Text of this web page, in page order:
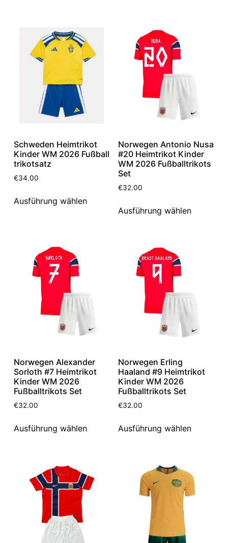
Schweden Heimtrikot
Kinder WM 2026 Fußball
trikotsatz
€34.00
Ausführung wählen
Norwegen Antonio Nusa
#20 Heimtrikot Kinder
WM 2026 Fußballtrikots
Set
€32.00
Ausführung wählen
Norwegen Alexander
Sorloth #7 Heimtrikot
Kinder WM 2026
Fußballtrikots Set
€32.00
Ausführung wählen
Norwegen Erling
Haaland #9 Heimtrikot
Kinder WM 2026
Fußballtrikots Set
€32.00
Ausführung wählen